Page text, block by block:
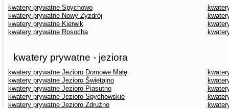
kwatery prywatne Spychowo
kwatery prywatne Nowy Zyzdrój
kwatery prywatne Kierwik
kwatery prywatne Rosocha
kwatery prywatne - jeziora
kwatery prywatne Jezioro Domowe Małę
kwatery prywatne Jezioro Świętajno
kwatery prywatne Jezioro Piasutno
kwatery prywatne Jezioro Spychowskie
kwatery prywatne Jezioro Zdrużno